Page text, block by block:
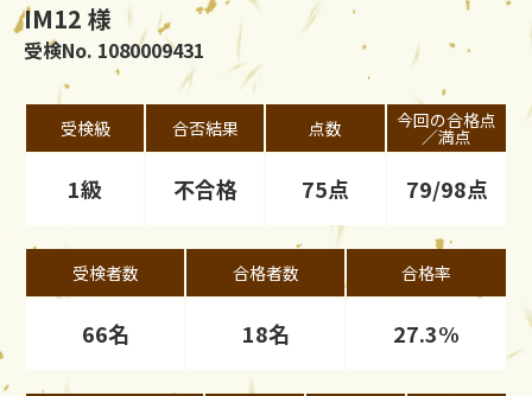
IM12 様
受検No. 1080009431
受検級 合否結果 点数 今回の合格点
／満点
1級 不合格 75点 79/98点
受検者数 合格者数 合格率
66名 18名 27.3%